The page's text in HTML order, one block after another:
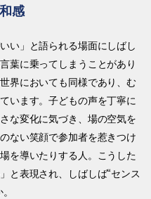
感
い」と語られる場面にしばし
葉に乗ってしまうことがあり
界においても同様であり、む
います。子どもの声を丁寧に
な変化に気づき、場の空気を
ない笑顔で参加者を惹きつけ
を導いたりする人。こうした
と表現され、しばしば“センス